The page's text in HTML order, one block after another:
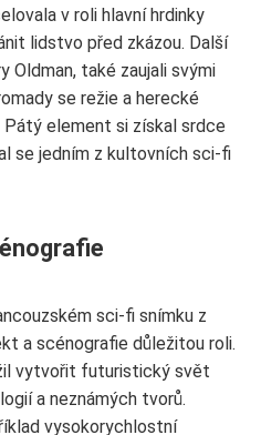
v roli hlavní hrdinky
lidstvo před zkázou. Další
Oldman, také zaujali svými
se režie a herecké
element si získal srdce
se jedním z kultovních sci-fi
sci-fi snímku z
a scénografie důležitou roli.
vytvořit futuristický svět
a neznámých tvorů.
vysokorychlostní